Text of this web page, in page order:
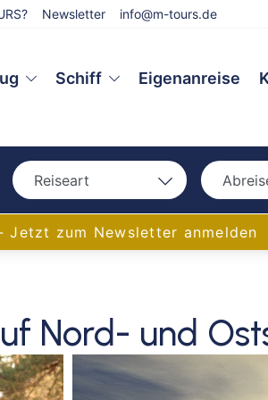
Newsletter info@m-tours.de
Schiff Eigenanreise
Reiseart
Bus
Schiff
Bahn
Jetzt zum Newsletter anmelden
Nord- und